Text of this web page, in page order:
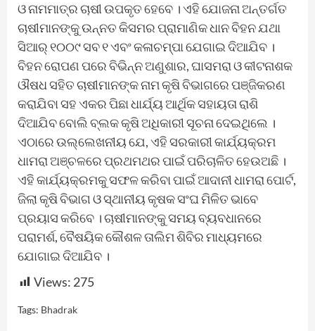
ଓ ନାମମାତ୍ର ଚାଷୀ ଉପକୃତ ହେବେ । ଏହି ଯୋଜନା ଅନ୍ତର୍ଗତ
ଚାଷୀମାନଙ୍କୁ ଉନ୍ନତ କିସମର ପ୍ରାମାଣିକ ଧାନ ବିହନ ଯଥା
ସିଆର୍ ୧୦୦୯ ସବ ୧ ଏବଂ କଳାଚମ୍ପା ଯେଗାଇ ଦିଆଯିବ ।
ବିହନ ରୋପଣ ପରେ ବିଭିନ୍ନ ଅଣୁଶାର, ଘାସମରା ଓ କୀଟନାଶକ
ଔଷଧ ସହିତ ଚାଷୀମାନଙ୍କ ନାମ କୃଷି ବିଭାଗରେ ପଞ୍ଜିକରଣ
କରାଯିବା ସହ ଏକର ପିଛା ଧାର୍ଯ୍ୟ ଆର୍ଥିକ ସହାୟତା ରାଶି
ଦିଆଯିବ ବୋଲି ବ୍ଲକ କୃଷି ଅଧିକାରୀ ସୂଚନା ଦେଇଥିଲେ ।
ଏଠାରେ ଉଲ୍ଲେଖନୀୟ ଯେ, ଏହି ସରକାରୀ କାର୍ଯ୍ୟକ୍ରମ
ଧାମରା ଅଞ୍ଚଳରେ ପ୍ରଥମଥର ପାଇଁ ପରିଚାଳିତ ହେଉଅଛି ।
ଏହି କାର୍ଯ୍ୟକ୍ରମକୁ ସଫଳ କରିବା ପାଇଁ ଆଦାନୀ ଧାମରା ପୋର୍ଟ,
ଜିଲା କୃଷି ବିଭାଗ ଓ ସ୍ଥାନୀୟ କୃଷକ ସଂଘ ମିଳିତ ଭାବେ
ପ୍ରୟାସ କରିବେ । ଚାଷୀମାନଙ୍କୁ ସମୟ ବ୍ୟବଧାନରେ
ପରାମର୍ଶ, ବୈଷୟିକ କୌଶଳ ତାଲିମ ଶିବିର ମାଧ୍ୟମରେ
ଯୋଗାଇ ଦିଆଯିବ ।
Views: 275
Tags: Bhadrak